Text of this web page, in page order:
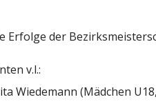
Erfolge der
v.l.:
Wiedemann (Mädchen